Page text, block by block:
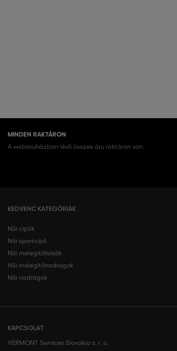
MINDEN RAKTÁRON
A webáruházban lévő összes áru raktáron van.
KEDVENC KATEGÓRIÁK
Női cipők
Női sportcipő
Női melegítőfelsők
Női melegítőnadrágok
Női nadrágok
KAPCSOLAT
VERMONT Services Slovakia s. r. o.